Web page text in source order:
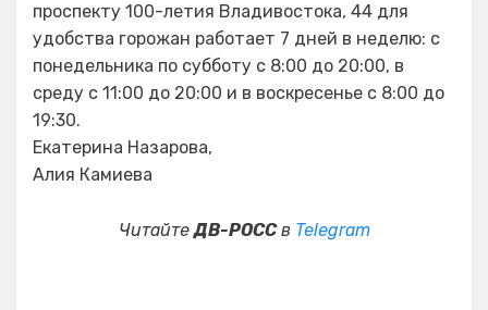
проспекту 100-летия Владивостока, 44 для
удобства горожан работает 7 дней в неделю: с
понедельника по субботу с 8:00 до 20:00, в
среду с 11:00 до 20:00 и в воскресенье с 8:00 до
19:30.
Екатерина Назарова,
Алия Камиева
ЧитайтеДВ-РОССв Telegram